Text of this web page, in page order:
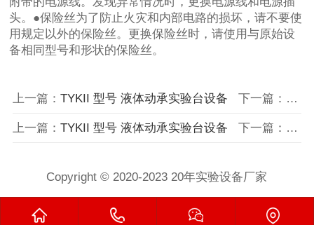
头。●保险丝为了防止火灾和内部电路的损坏，请不要使
用规定以外的保险丝。更换保险丝时，请使用与原始设
备相同型号和形状的保险丝。
上一篇： TYKII 型号 液体动承实验台设备 下一篇： 如何
上一篇： TYKII 型号 液体动承实验台设备 下一篇： 如何
Copyright © 2020-2023 20年实验设备厂家